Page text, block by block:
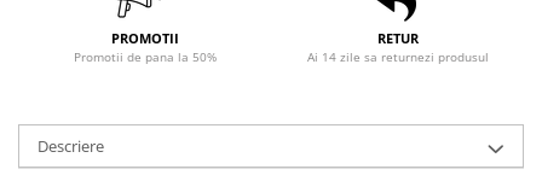
PROMOTII
Promotii de pana la 50%
RETUR
Ai 14 zile sa returnezi produsul
Descriere